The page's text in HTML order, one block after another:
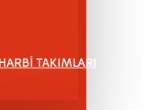
TAKIMLARI